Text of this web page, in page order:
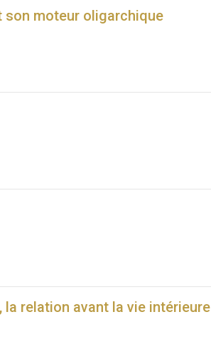
son moteur oligarchique
la relation avant la vie intérieure